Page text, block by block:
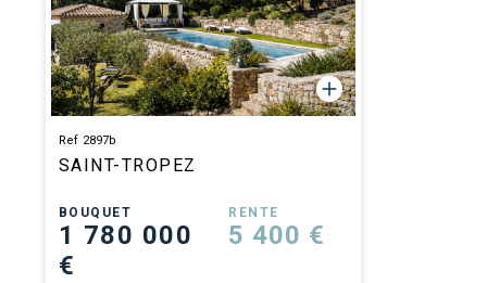
Ref 2897b
SAINT-TROPEZ
BOUQUET
1 780 000
€
RENTE
5 400 €